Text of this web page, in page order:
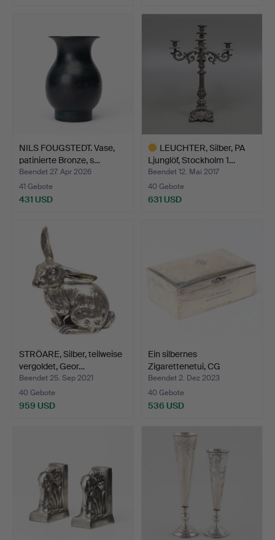
NILS FOUGSTEDT. Vase,
patinierte Bronze, s…
Beendet 27. Apr 2026
41 Gebote
431 USD
LEUCHTER, Silber, PA
Ljunglöf, Stockholm 1…
Beendet 12. Mai 2017
40 Gebote
631 USD
STRÖARE, Silber, teilweise
vergoldet, Geor…
Beendet 25. Sep 2021
40 Gebote
959 USD
Ein silbernes
Zigarettenetui, CG
Hallberg,…
Beendet 2. Dez 2023
40 Gebote
536 USD